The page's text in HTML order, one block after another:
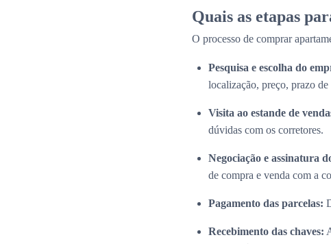
Quais as etapas
O processo de comprar
Pesquisa e escolha do
localização, preço, prazo
Visita ao estande de
dúvidas com os corretores.
Negociação e assinatura
de compra e venda com a
Pagamento das parcelas:
Recebimento das chaves: